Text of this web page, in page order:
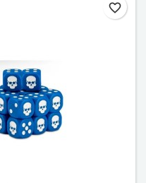
favorite_border